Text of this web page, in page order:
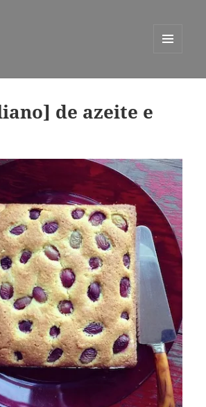
WIDGETS
de azeite e